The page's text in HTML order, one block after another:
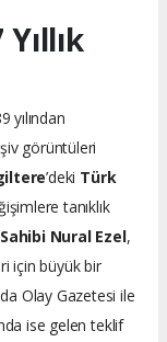
yılından
görüntüleri
’deki Türk
tanıklık
Nural Ezel,
için büyük bir
Olay Gazetesi ile
ise gelen teklif